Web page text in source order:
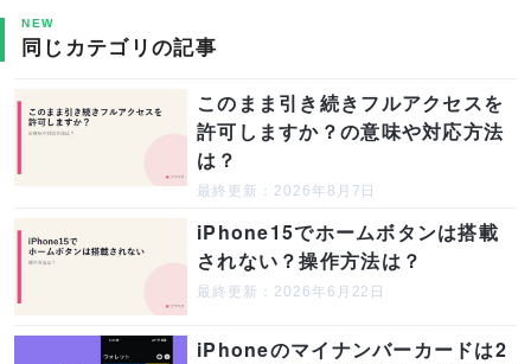
NEW
同じカテゴリの記事
このまま引き続きフルアクセスを
許可しますか？の意味や対応方法
は？
最終更新：2026年8月7日
iPhone15でホームボタンは搭載
されない？操作方法は？
最終更新：2026年6月22日
iPhoneのマイナンバーカードは2